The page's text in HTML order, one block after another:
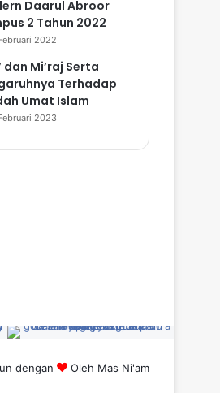
Daarul Abroor
2 Tahun 2022
2022
dan Mi’raj Serta
Terhadap
Umat Islam
2023
dengan Oleh Mas Ni'am